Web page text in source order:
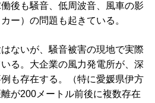
後も騒音、低周波音、風車の影
ー）の問題も起きている。
ないが、騒音被害の現地で実際
る。大企業の風力発電所が、深
も存在する。（特に愛媛県伊方
が200メートル前後に複数存在